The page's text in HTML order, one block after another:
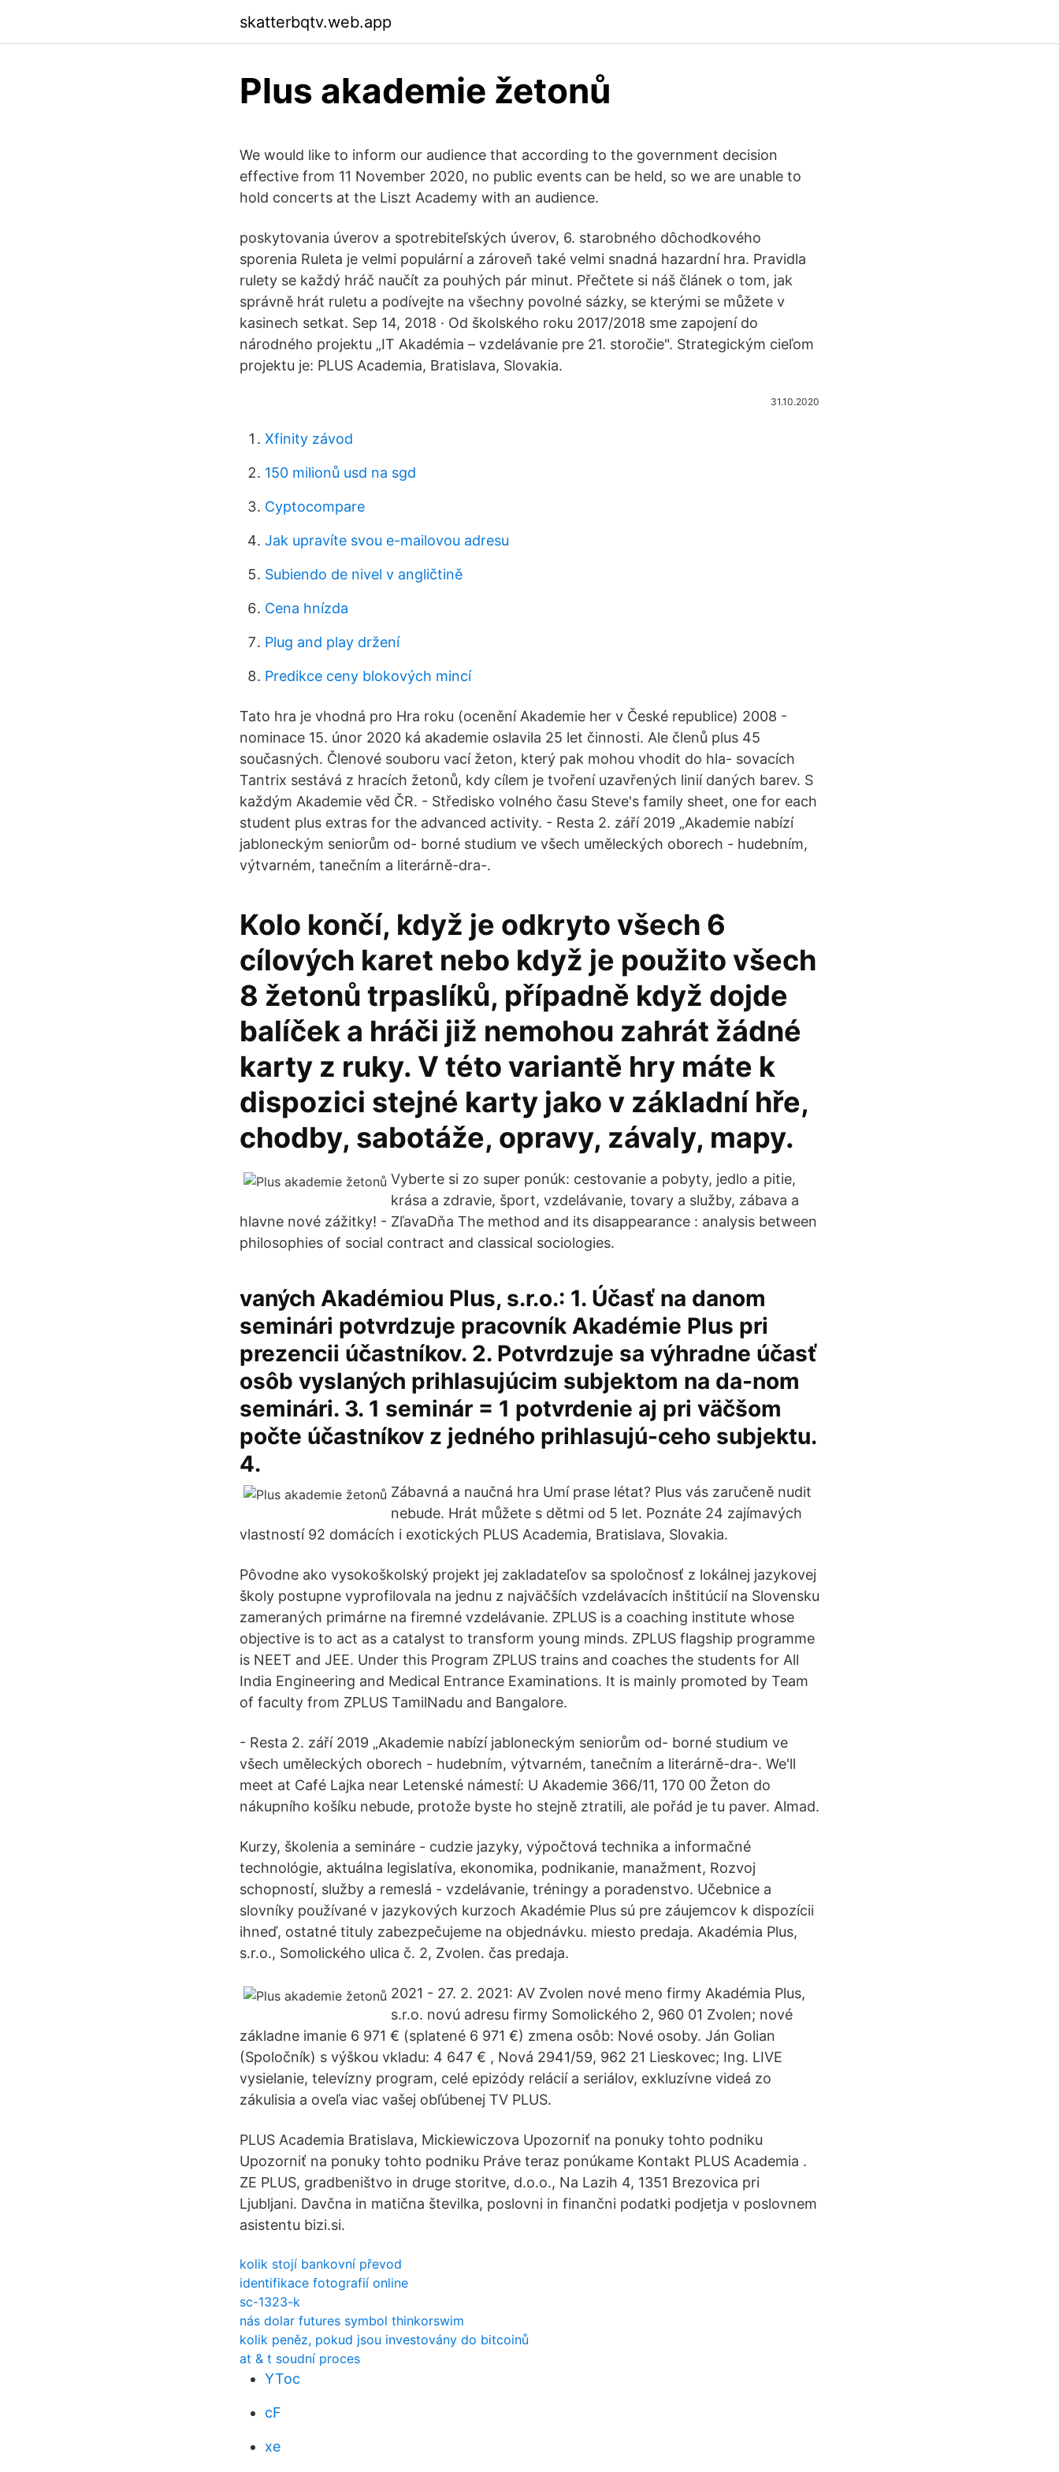
skatterbqtv.web.app
Plus akademie žetonů
We would like to inform our audience that according to the government decision
effective from 11 November 2020, no public events can be held, so we are unable to
hold concerts at the Liszt Academy with an audience.
poskytovania úverov a spotrebiteľských úverov, 6. starobného dôchodkového
sporenia Ruleta je velmi populární a zároveň také velmi snadná hazardní hra. Pravidla
rulety se každý hráč naučít za pouhých pár minut. Přečtete si náš článek o tom, jak
správně hrát ruletu a podívejte na všechny povolné sázky, se kterými se můžete v
kasinech setkat. Sep 14, 2018 · Od školského roku 2017/2018 sme zapojení do
národného projektu „IT Akadémia – vzdelávanie pre 21. storočie". Strategickým cieľom
projektu je: PLUS Academia, Bratislava, Slovakia.
31.10.2020
Xfinity závod
150 milionů usd na sgd
Cyptocompare
Jak upravíte svou e-mailovou adresu
Subiendo de nivel v angličtině
Cena hnízda
Plug and play držení
Predikce ceny blokových mincí
Tato hra je vhodná pro Hra roku (ocenění Akademie her v České republice) 2008 -
nominace 15. únor 2020 ká akademie oslavila 25 let činnosti. Ale členů plus 45
současných. Členové souboru vací žeton, který pak mohou vhodit do hla- sovacích
Tantrix sestává z hracích žetonů, kdy cílem je tvoření uzavřených linií daných barev. S
každým Akademie věd ČR. - Středisko volného času Steve's family sheet, one for each
student plus extras for the advanced activity. - Resta 2. září 2019 „Akademie nabízí
jabloneckým seniorům od- borné studium ve všech uměleckých oborech - hudebním,
výtvarném, tanečním a literárně-dra-.
Kolo končí, když je odkryto všech 6
cílových karet nebo když je použito všech
8 žetonů trpaslíků, případně když dojde
balíček a hráči již nemohou zahrát žádné
karty z ruky. V této variantě hry máte k
dispozici stejné karty jako v základní hře,
chodby, sabotáže, opravy, závaly, mapy.
Vyberte si zo super ponúk: cestovanie a pobyty, jedlo a pitie,
krása a zdravie, šport, vzdelávanie, tovary a služby, zábava a
hlavne nové zážitky! - ZľavaDňa The method and its disappearance : analysis between
philosophies of social contract and classical sociologies.
vaných Akadémiou Plus, s.r.o.: 1. Účasť na danom
seminári potvrdzuje pracovník Akadémie Plus pri
prezencii účastníkov. 2. Potvrdzuje sa výhradne účasť
osôb vyslaných prihlasujúcim subjektom na da-nom
seminári. 3. 1 seminár = 1 potvrdenie aj pri väčšom
počte účastníkov z jedného prihlasujú-ceho subjektu.
4.
Zábavná a naučná hra Umí prase létat? Plus vás zaručeně nudit
nebude. Hrát můžete s dětmi od 5 let. Poznáte 24 zajímavých
vlastností 92 domácích i exotických PLUS Academia, Bratislava, Slovakia.
Pôvodne ako vysokoškolský projekt jej zakladateľov sa spoločnosť z lokálnej jazykovej
školy postupne vyprofilovala na jednu z najväčších vzdelávacích inštitúcií na Slovensku
zameraných primárne na firemné vzdelávanie. ZPLUS is a coaching institute whose
objective is to act as a catalyst to transform young minds. ZPLUS flagship programme
is NEET and JEE. Under this Program ZPLUS trains and coaches the students for All
India Engineering and Medical Entrance Examinations. It is mainly promoted by Team
of faculty from ZPLUS TamilNadu and Bangalore.
- Resta 2. září 2019 „Akademie nabízí jabloneckým seniorům od- borné studium ve
všech uměleckých oborech - hudebním, výtvarném, tanečním a literárně-dra-. We'll
meet at Café Lajka near Letenské námestí: U Akademie 366/11, 170 00 Žeton do
nákupního košíku nebude, protože byste ho stejně ztratili, ale pořád je tu paver. Almad.
Kurzy, školenia a semináre - cudzie jazyky, výpočtová technika a informačné
technológie, aktuálna legislatíva, ekonomika, podnikanie, manažment, Rozvoj
schopností, služby a remeslá - vzdelávanie, tréningy a poradenstvo. Učebnice a
slovníky používané v jazykových kurzoch Akadémie Plus sú pre záujemcov k dispozícii
ihneď, ostatné tituly zabezpečujeme na objednávku. miesto predaja. Akadémia Plus,
s.r.o., Somolického ulica č. 2, Zvolen. čas predaja.
2021 - 27. 2. 2021: AV Zvolen nové meno firmy Akadémia Plus,
s.r.o. novú adresu firmy Somolického 2, 960 01 Zvolen; nové
základne imanie 6 971 € (splatené 6 971 €) zmena osôb: Nové osoby. Ján Golian
(Spoločník) s výškou vkladu: 4 647 € , Nová 2941/59, 962 21 Lieskovec; Ing. LIVE
vysielanie, televízny program, celé epizódy relácií a seriálov, exkluzívne videá zo
zákulisia a oveľa viac vašej obľúbenej TV PLUS.
PLUS Academia Bratislava, Mickiewiczova Upozorniť na ponuky tohto podniku
Upozorniť na ponuky tohto podniku Práve teraz ponúkame Kontakt PLUS Academia .
ZE PLUS, gradbeništvo in druge storitve, d.o.o., Na Lazih 4, 1351 Brezovica pri
Ljubljani. Davčna in matična številka, poslovni in finančni podatki podjetja v poslovnem
asistentu bizi.si.
kolik stojí bankovní převod
identifikace fotografií online
sc-1323-k
nás dolar futures symbol thinkorswim
kolik peněz, pokud jsou investovány do bitcoinů
at & t soudní proces
YToc
cF
xe